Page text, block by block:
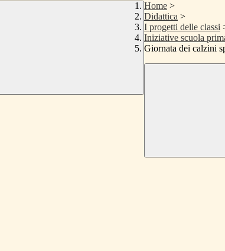
Home >
Didattica >
I progetti delle classi
Iniziative scuola
Giornata dei calzini